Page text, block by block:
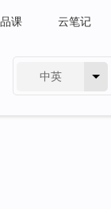
课 云笔记
中英